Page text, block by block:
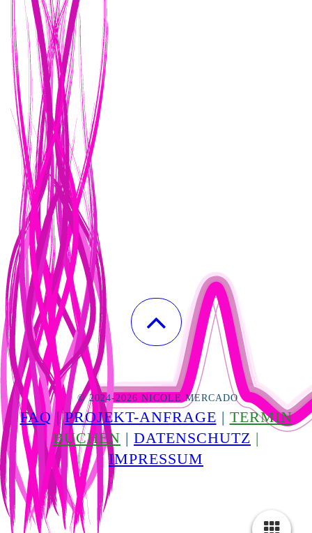
© 2024-2026 NICOLE MERCADO
FAQ | PROJEKT-ANFRAGE | TERMIN
BUCHEN | DATENSCHUTZ |
IMPRESSUM